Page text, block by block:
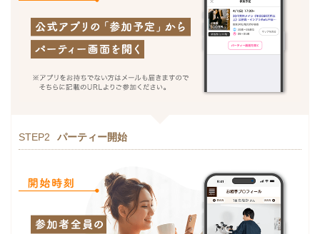
STEP2 パーティー開始